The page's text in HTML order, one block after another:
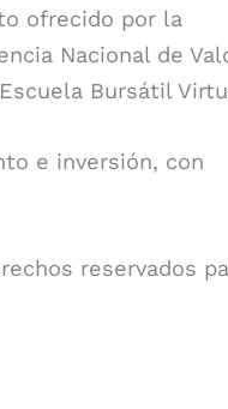
ofrecido por la
Nacional de
Bursátil
e inversión, con
reservados